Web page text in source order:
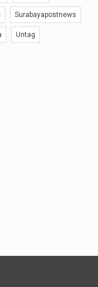
Surabayapostnews
Untag